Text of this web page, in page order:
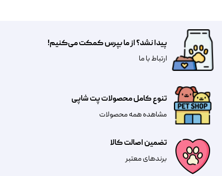
تضمین اصالت کالا
​​برندهای معتبر​​​​​​​
تنوع کامل محصولات پت شاپی
مشاهده همه محصولات
پیدا نشد؟ از ما بپرس کمکت می‌کنیم!
​​​ارتباط با ما